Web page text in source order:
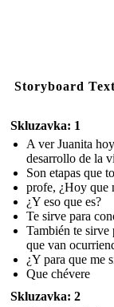
Storyboard Text
Skluzavka: 1
A ver Juanita
desarrollo de la
Son etapas que
profe, ¿Hoy que
¿Y eso que es?
Te sirve para
También te sirve
que van
¿Y para que me
Que chévere
Skluzavka: 2